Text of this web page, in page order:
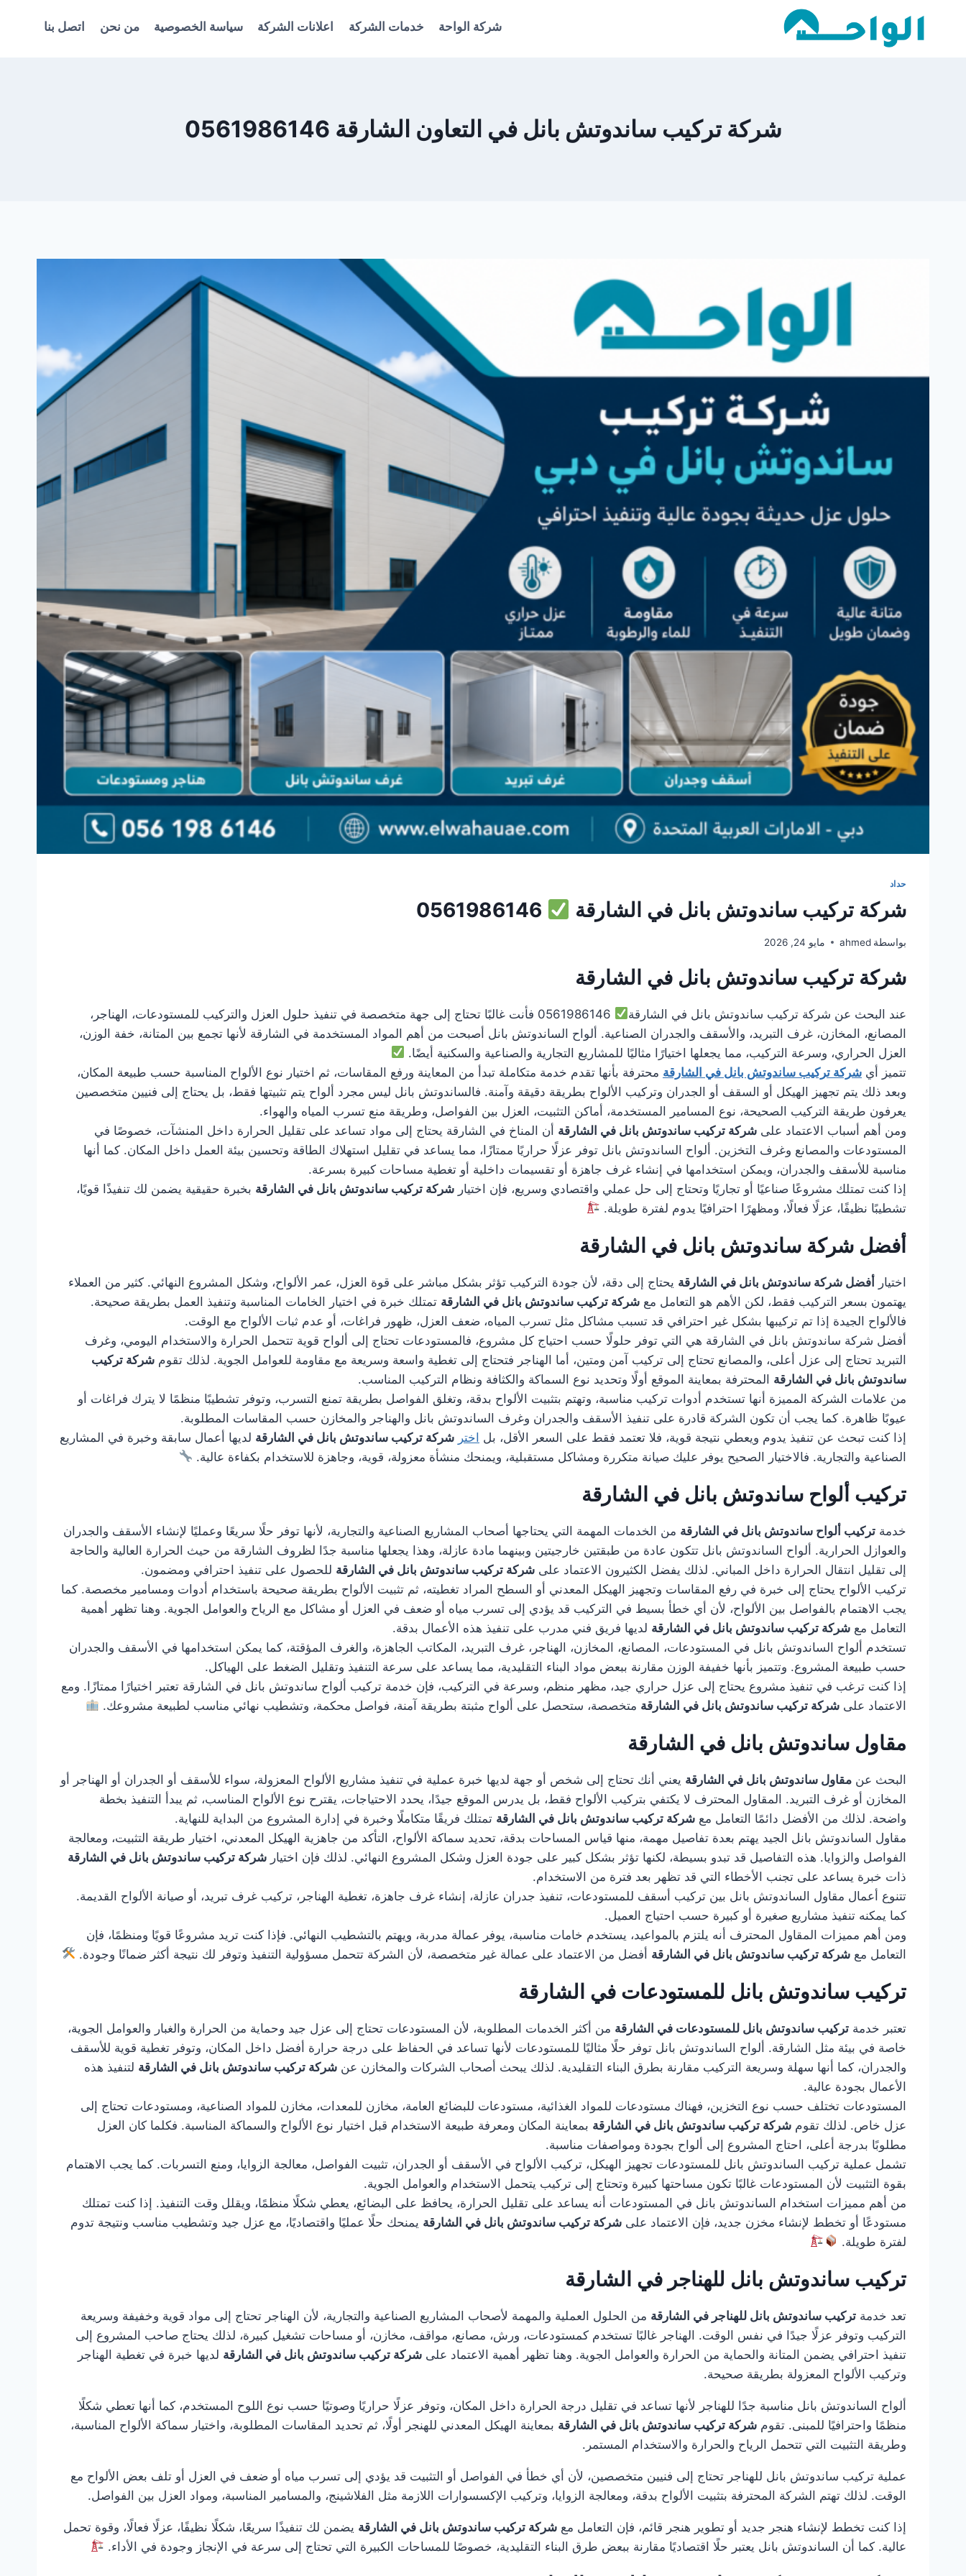
شركة الواحة خدمات الشركة اعلانات الشركة سياسة الخصوصية من نحن اتصل بنا
شركة تركيب ساندوتش بانل في التعاون الشارقة 0561986146
حداد
شركة تركيب ساندوتش بانل في الشارقة
بواسطة ahmed مايو 24, 2026
شركة تركيب ساندوتش بانل في الشارقة
عند البحث عن شركة تركيب ساندوتش بانل في الشارقة
0561986146 فأنت غالبًا تحتاج إلى جهة متخصصة في تنفيذ حلول العزل والتركيب للمستودعات، الهناجر،
المصانع، المخازن، غرف التبريد، والأسقف والجدران الصناعية. ألواح الساندوتش بانل أصبحت من أهم المواد المستخدمة في الشارقة لأنها تجمع بين المتانة، خفة الوزن،
العزل الحراري، وسرعة التركيب، مما يجعلها اختيارًا مثاليًا للمشاريع التجارية والصناعية والسكنية أيضًا.
تتميز أي شركة تركيب ساندوتش بانل في الشارقة محترفة بأنها تقدم خدمة متكاملة تبدأ من المعاينة ورفع المقاسات، ثم اختيار نوع الألواح المناسبة حسب طبيعة المكان،
وبعد ذلك يتم تجهيز الهيكل أو السقف أو الجدران وتركيب الألواح بطريقة دقيقة وآمنة. فالساندوتش بانل ليس مجرد ألواح يتم تثبيتها فقط، بل يحتاج إلى فنيين متخصصين
يعرفون طريقة التركيب الصحيحة، نوع المسامير المستخدمة، أماكن التثبيت، العزل بين الفواصل، وطريقة منع تسرب المياه والهواء.
ومن أهم أسباب الاعتماد على شركة تركيب ساندوتش بانل في الشارقة أن المناخ في الشارقة يحتاج إلى مواد تساعد على تقليل الحرارة داخل المنشآت، خصوصًا في
المستودعات والمصانع وغرف التخزين. ألواح الساندوتش بانل توفر عزلًا حراريًا ممتازًا، مما يساعد في تقليل استهلاك الطاقة وتحسين بيئة العمل داخل المكان. كما أنها
مناسبة للأسقف والجدران، ويمكن استخدامها في إنشاء غرف جاهزة أو تقسيمات داخلية أو تغطية مساحات كبيرة بسرعة.
إذا كنت تمتلك مشروعًا صناعيًا أو تجاريًا وتحتاج إلى حل عملي واقتصادي وسريع، فإن اختيار شركة تركيب ساندوتش بانل في الشارقة بخبرة حقيقية يضمن لك تنفيذًا قويًا،
تشطيبًا نظيفًا، عزلًا فعالًا، ومظهرًا احترافيًا يدوم لفترة طويلة.
أفضل شركة ساندوتش بانل في الشارقة
اختيار أفضل شركة ساندوتش بانل في الشارقة يحتاج إلى دقة، لأن جودة التركيب تؤثر بشكل مباشر على قوة العزل، عمر الألواح، وشكل المشروع النهائي. كثير من العملاء
يهتمون بسعر التركيب فقط، لكن الأهم هو التعامل مع شركة تركيب ساندوتش بانل في الشارقة تمتلك خبرة في اختيار الخامات المناسبة وتنفيذ العمل بطريقة صحيحة.
فالألواح الجيدة إذا تم تركيبها بشكل غير احترافي قد تسبب مشاكل مثل تسرب المياه، ضعف العزل، ظهور فراغات، أو عدم ثبات الألواح مع الوقت.
أفضل شركة ساندوتش بانل في الشارقة هي التي توفر حلولًا حسب احتياج كل مشروع، فالمستودعات تحتاج إلى ألواح قوية تتحمل الحرارة والاستخدام اليومي، وغرف
التبريد تحتاج إلى عزل أعلى، والمصانع تحتاج إلى تركيب آمن ومتين، أما الهناجر فتحتاج إلى تغطية واسعة وسريعة مع مقاومة للعوامل الجوية. لذلك تقوم شركة تركيب
ساندوتش بانل في الشارقة المحترفة بمعاينة الموقع أولًا وتحديد نوع السماكة والكثافة ونظام التركيب المناسب.
من علامات الشركة المميزة أنها تستخدم أدوات تركيب مناسبة، وتهتم بتثبيت الألواح بدقة، وتغلق الفواصل بطريقة تمنع التسرب، وتوفر تشطيبًا منظمًا لا يترك فراغات أو
عيوبًا ظاهرة. كما يجب أن تكون الشركة قادرة على تنفيذ الأسقف والجدران وغرف الساندوتش بانل والهناجر والمخازن حسب المقاسات المطلوبة.
إذا كنت تبحث عن تنفيذ يدوم ويعطي نتيجة قوية، فلا تعتمد فقط على السعر الأقل، بل اختر شركة تركيب ساندوتش بانل في الشارقة لديها أعمال سابقة وخبرة في المشاريع
الصناعية والتجارية. فالاختيار الصحيح يوفر عليك صيانة متكررة ومشاكل مستقبلية، ويمنحك منشأة معزولة، قوية، وجاهزة للاستخدام بكفاءة عالية.
تركيب ألواح ساندوتش بانل في الشارقة
خدمة تركيب ألواح ساندوتش بانل في الشارقة من الخدمات المهمة التي يحتاجها أصحاب المشاريع الصناعية والتجارية، لأنها توفر حلًا سريعًا وعمليًا لإنشاء الأسقف والجدران
والعوازل الحرارية. ألواح الساندوتش بانل تتكون عادة من طبقتين خارجيتين وبينهما مادة عازلة، وهذا يجعلها مناسبة جدًا لظروف الشارقة من حيث الحرارة العالية والحاجة
إلى تقليل انتقال الحرارة داخل المباني. لذلك يفضل الكثيرون الاعتماد على شركة تركيب ساندوتش بانل في الشارقة للحصول على تنفيذ احترافي ومضمون.
تركيب الألواح يحتاج إلى خبرة في رفع المقاسات وتجهيز الهيكل المعدني أو السطح المراد تغطيته، ثم تثبيت الألواح بطريقة صحيحة باستخدام أدوات ومسامير مخصصة. كما
يجب الاهتمام بالفواصل بين الألواح، لأن أي خطأ بسيط في التركيب قد يؤدي إلى تسرب مياه أو ضعف في العزل أو مشاكل مع الرياح والعوامل الجوية. وهنا تظهر أهمية
التعامل مع شركة تركيب ساندوتش بانل في الشارقة لديها فريق فني مدرب على تنفيذ هذه الأعمال بدقة.
تستخدم ألواح الساندوتش بانل في المستودعات، المصانع، المخازن، الهناجر، غرف التبريد، المكاتب الجاهزة، والغرف المؤقتة، كما يمكن استخدامها في الأسقف والجدران
حسب طبيعة المشروع. وتتميز بأنها خفيفة الوزن مقارنة ببعض مواد البناء التقليدية، مما يساعد على سرعة التنفيذ وتقليل الضغط على الهياكل.
إذا كنت ترغب في تنفيذ مشروع يحتاج إلى عزل حراري جيد، مظهر منظم، وسرعة في التركيب، فإن خدمة تركيب ألواح ساندوتش بانل في الشارقة تعتبر اختيارًا ممتازًا. ومع
الاعتماد على شركة تركيب ساندوتش بانل في الشارقة متخصصة، ستحصل على ألواح مثبتة بطريقة آمنة، فواصل محكمة، وتشطيب نهائي مناسب لطبيعة مشروعك.
مقاول ساندوتش بانل في الشارقة
البحث عن مقاول ساندوتش بانل في الشارقة يعني أنك تحتاج إلى شخص أو جهة لديها خبرة عملية في تنفيذ مشاريع الألواح المعزولة، سواء للأسقف أو الجدران أو الهناجر أو
المخازن أو غرف التبريد. المقاول المحترف لا يكتفي بتركيب الألواح فقط، بل يدرس الموقع جيدًا، يحدد الاحتياجات، يقترح نوع الألواح المناسب، ثم يبدأ التنفيذ بخطة
واضحة. لذلك من الأفضل دائمًا التعامل مع شركة تركيب ساندوتش بانل في الشارقة تمتلك فريقًا متكاملًا وخبرة في إدارة المشروع من البداية للنهاية.
مقاول الساندوتش بانل الجيد يهتم بعدة تفاصيل مهمة، منها قياس المساحات بدقة، تحديد سماكة الألواح، التأكد من جاهزية الهيكل المعدني، اختيار طريقة التثبيت، ومعالجة
الفواصل والزوايا. هذه التفاصيل قد تبدو بسيطة، لكنها تؤثر بشكل كبير على جودة العزل وشكل المشروع النهائي. لذلك فإن اختيار شركة تركيب ساندوتش بانل في الشارقة
ذات خبرة يساعد على تجنب الأخطاء التي قد تظهر بعد فترة من الاستخدام.
تتنوع أعمال مقاول الساندوتش بانل بين تركيب أسقف للمستودعات، تنفيذ جدران عازلة، إنشاء غرف جاهزة، تغطية الهناجر، تركيب غرف تبريد، أو صيانة الألواح القديمة.
كما يمكنه تنفيذ مشاريع صغيرة أو كبيرة حسب احتياج العميل.
ومن أهم مميزات المقاول المحترف أنه يلتزم بالمواعيد، يستخدم خامات مناسبة، يوفر عمالة مدربة، ويهتم بالتشطيب النهائي. فإذا كنت تريد مشروعًا قويًا ومنظمًا، فإن
التعامل مع شركة تركيب ساندوتش بانل في الشارقة أفضل من الاعتماد على عمالة غير متخصصة، لأن الشركة تتحمل مسؤولية التنفيذ وتوفر لك نتيجة أكثر ضمانًا وجودة.
تركيب ساندوتش بانل للمستودعات في الشارقة
تعتبر خدمة تركيب ساندوتش بانل للمستودعات في الشارقة من أكثر الخدمات المطلوبة، لأن المستودعات تحتاج إلى عزل جيد وحماية من الحرارة والغبار والعوامل الجوية،
خاصة في بيئة مثل الشارقة. ألواح الساندوتش بانل توفر حلًا مثاليًا للمستودعات لأنها تساعد في الحفاظ على درجة حرارة أفضل داخل المكان، وتوفر تغطية قوية للأسقف
والجدران، كما أنها سهلة وسريعة التركيب مقارنة بطرق البناء التقليدية. لذلك يبحث أصحاب الشركات والمخازن عن شركة تركيب ساندوتش بانل في الشارقة لتنفيذ هذه
الأعمال بجودة عالية.
المستودعات تختلف حسب نوع التخزين، فهناك مستودعات للمواد الغذائية، مستودعات للبضائع العامة، مخازن للمعدات، مخازن للمواد الصناعية، ومستودعات تحتاج إلى
عزل خاص. لذلك تقوم شركة تركيب ساندوتش بانل في الشارقة بمعاينة المكان ومعرفة طبيعة الاستخدام قبل اختيار نوع الألواح والسماكة المناسبة. فكلما كان العزل
مطلوبًا بدرجة أعلى، احتاج المشروع إلى ألواح بجودة ومواصفات مناسبة.
تشمل عملية تركيب الساندوتش بانل للمستودعات تجهيز الهيكل، تركيب الألواح في الأسقف أو الجدران، تثبيت الفواصل، معالجة الزوايا، ومنع التسربات. كما يجب الاهتمام
بقوة التثبيت لأن المستودعات غالبًا تكون مساحتها كبيرة وتحتاج إلى تركيب يتحمل الاستخدام والعوامل الجوية.
من أهم مميزات استخدام الساندوتش بانل في المستودعات أنه يساعد على تقليل الحرارة، يحافظ على البضائع، يعطي شكلًا منظمًا، ويقلل وقت التنفيذ. إذا كنت تمتلك
مستودعًا أو تخطط لإنشاء مخزن جديد، فإن الاعتماد على شركة تركيب ساندوتش بانل في الشارقة يمنحك حلًا عمليًا واقتصاديًا، مع عزل جيد وتشطيب مناسب ونتيجة تدوم
لفترة طويلة.
تركيب ساندوتش بانل للهناجر في الشارقة
تعد خدمة تركيب ساندوتش بانل للهناجر في الشارقة من الحلول العملية والمهمة لأصحاب المشاريع الصناعية والتجارية، لأن الهناجر تحتاج إلى مواد قوية وخفيفة وسريعة
التركيب وتوفر عزلًا جيدًا في نفس الوقت. الهناجر غالبًا تستخدم كمستودعات، ورش، مصانع، مواقف، مخازن، أو مساحات تشغيل كبيرة، لذلك يحتاج صاحب المشروع إلى
تنفيذ احترافي يضمن المتانة والحماية من الحرارة والعوامل الجوية. وهنا تظهر أهمية الاعتماد على شركة تركيب ساندوتش بانل في الشارقة لديها خبرة في تغطية الهناجر
وتركيب الألواح المعزولة بطريقة صحيحة.
ألواح الساندوتش بانل مناسبة جدًا للهناجر لأنها تساعد في تقليل درجة الحرارة داخل المكان، وتوفر عزلًا حراريًا وصوتيًا حسب نوع اللوح المستخدم، كما أنها تعطي شكلًا
منظمًا واحترافيًا للمبنى. تقوم شركة تركيب ساندوتش بانل في الشارقة بمعاينة الهيكل المعدني للهنجر أولًا، ثم تحديد المقاسات المطلوبة، واختيار سماكة الألواح المناسبة،
وطريقة التثبيت التي تتحمل الرياح والحرارة والاستخدام المستمر.
عملية تركيب ساندوتش بانل للهناجر تحتاج إلى فنيين متخصصين، لأن أي خطأ في الفواصل أو التثبيت قد يؤدي إلى تسرب مياه أو ضعف في العزل أو تلف بعض الألواح مع
الوقت. لذلك تهتم الشركة المحترفة بتثبيت الألواح بدقة، ومعالجة الزوايا، وتركيب الإكسسوارات اللازمة مثل الفلاشينج، والمسامير المناسبة، ومواد العزل بين الفواصل.
إذا كنت تخطط لإنشاء هنجر جديد أو تطوير هنجر قائم، فإن التعامل مع شركة تركيب ساندوتش بانل في الشارقة يضمن لك تنفيذًا سريعًا، شكلًا نظيفًا، عزلًا فعالًا، وقوة تحمل
عالية. كما أن الساندوتش بانل يعتبر حلًا اقتصاديًا مقارنة ببعض طرق البناء التقليدية، خصوصًا للمساحات الكبيرة التي تحتاج إلى سرعة في الإنجاز وجودة في الأداء.